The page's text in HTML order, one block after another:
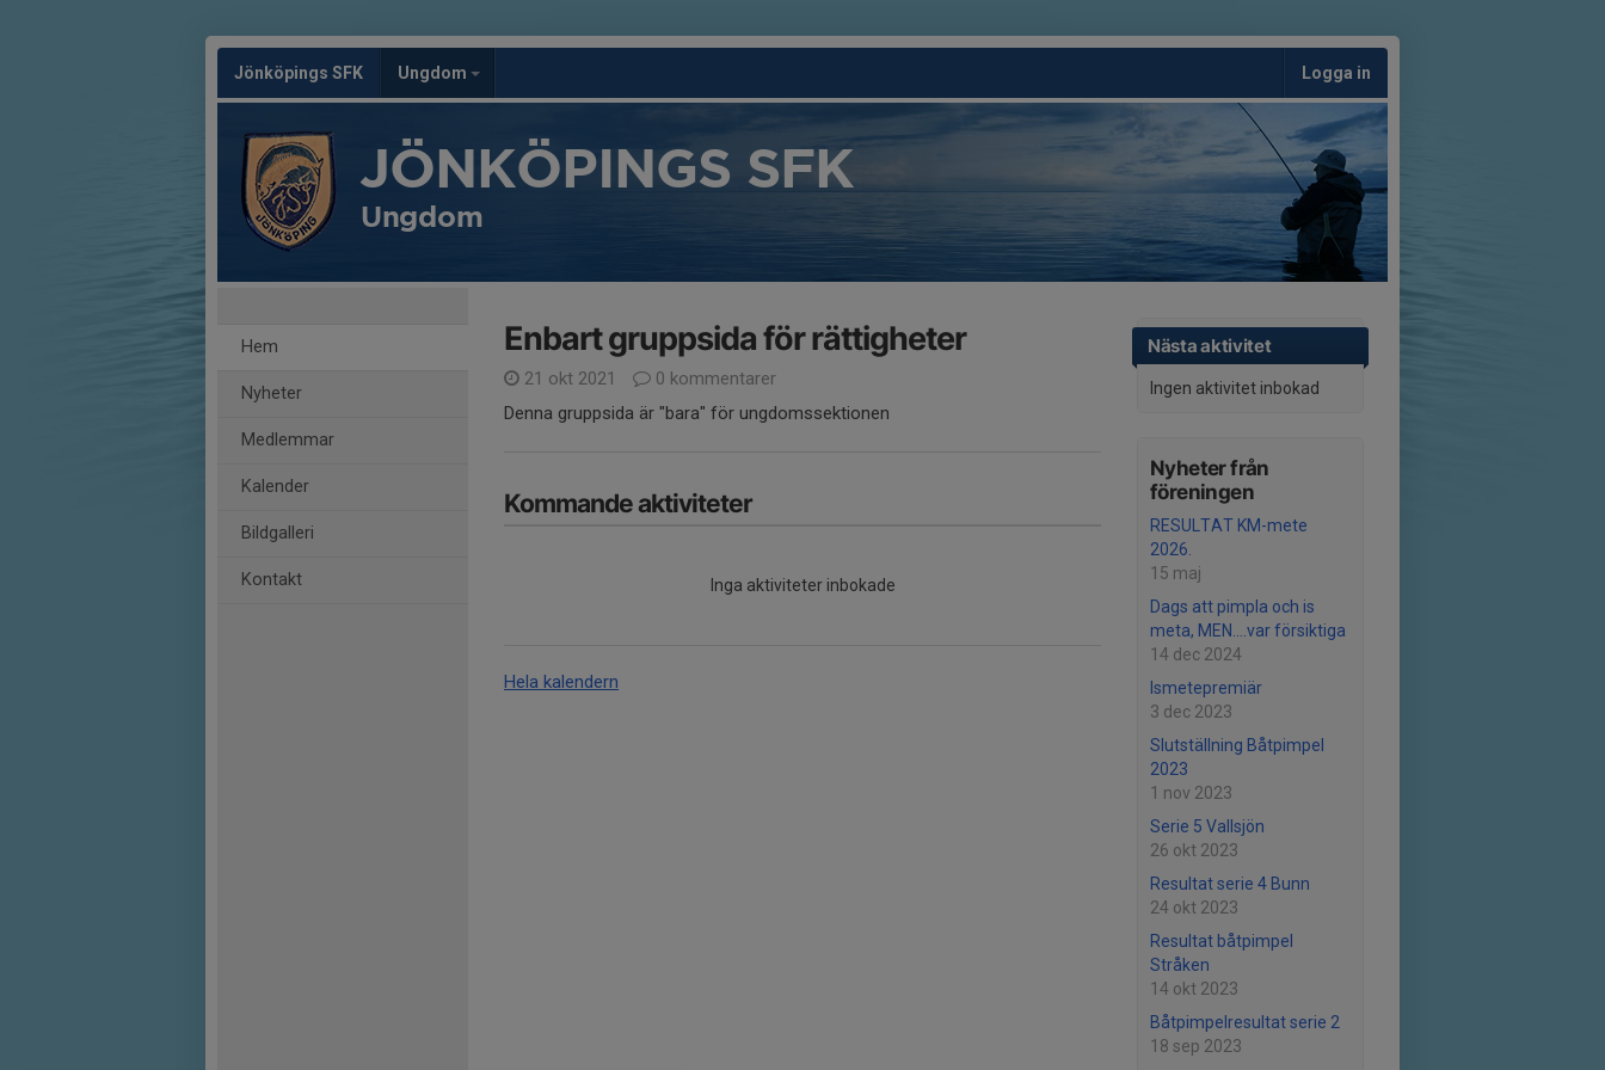
Jönköpings SFK Ungdom Logga in
JÖNKÖPINGS SFK
Ungdom
Hem
Nyheter
Medlemmar
Kalender
Bildgalleri
Kontakt
Nästa aktivitet
Ingen aktivitet inbokad
Nyheter från
föreningen
RESULTAT KM-mete
2026.
15 maj
Dags att pimpla och is
meta, MEN....var försiktiga
14 dec 2024
Ismetepremiär
3 dec 2023
Slutställning Båtpimpel
2023
1 nov 2023
Serie 5 Vallsjön
26 okt 2023
Resultat serie 4 Bunn
24 okt 2023
Resultat båtpimpel
Stråken
14 okt 2023
Båtpimpelresultat serie 2
18 sep 2023
Enbart gruppsida för rättigheter
21 okt 2021
0 kommentarer
Denna gruppsida är "bara" för ungdomssektionen
Kommande aktiviteter
Inga aktiviteter inbokade
Hela kalendern